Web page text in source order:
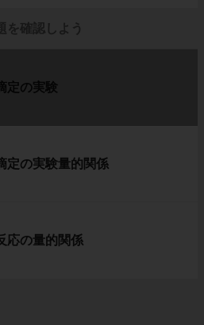
を確認しよう
定の実験
定の実験量的関係
応の量的関係